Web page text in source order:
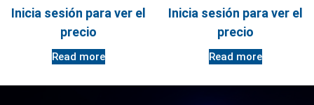
Inicia sesión para ver el
precio
Read more
Inicia sesión para ver el
precio
Read more